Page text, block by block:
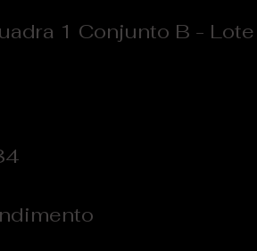
1 Conjunto B - Lote